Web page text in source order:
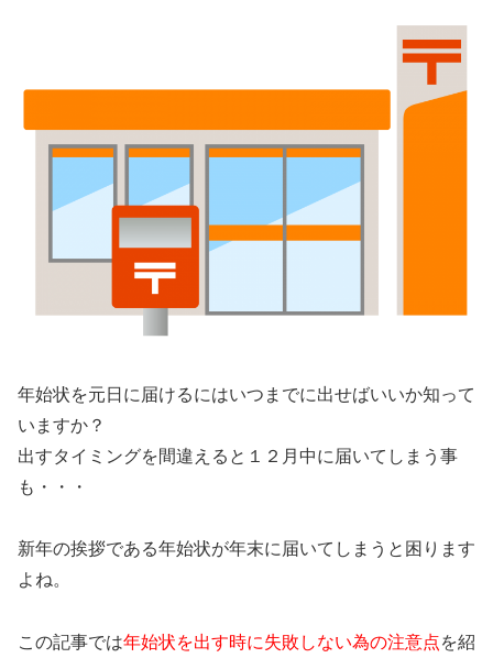
年始状を元日に届けるにはいつまでに出せばいいか知って
いますか？
出すタイミングを間違えると１２月中に届いてしまう事
も・・・
新年の挨拶である年始状が年末に届いてしまうと困ります
よね。
この記事では年始状を出す時に失敗しない為の注意点を紹